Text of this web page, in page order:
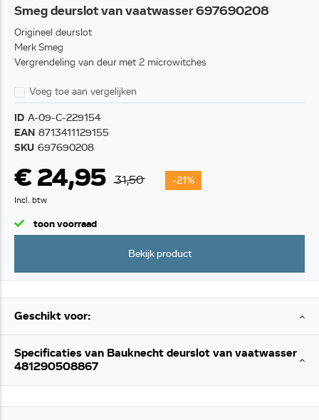
Smeg deurslot van vaatwasser 697690208
Origineel deurslot
Merk Smeg
Vergrendeling van deur met 2 microwitches
Voeg toe aan vergelijken
ID A-09-C-229154
EAN 8713411129155
SKU 697690208
€ 24,95 31,50 -21%
Incl. btw
toon voorraad
Bekijk product
Geschikt voor:
Specificaties van Bauknecht deurslot van vaatwasser
481290508867